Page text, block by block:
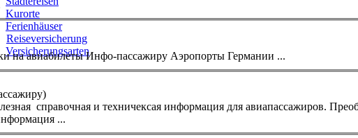
Kurorte
Ferienhäuser
Reiseversicherung
Versicherungsarten
на авиабилет ы Инфо-пассажиру Аэропорты Германии ...
справочная и техничексая информация для авиапассажиров.
...